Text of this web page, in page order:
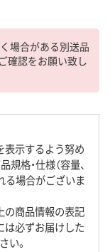
場合がある別送品
確認をお願い致し
表示するよう努め
格・仕様（容量、
る場合がございま
の商品情報の表記
は必ずお届けした
い。